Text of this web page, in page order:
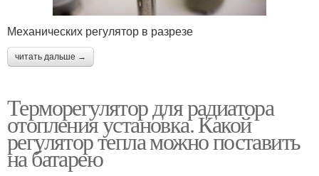
Механических регулятор в разрезе
читать дальше →
Терморегулятор для радиатора
отопления установка. Какой
регулятор тепла можно поставить
на батарею